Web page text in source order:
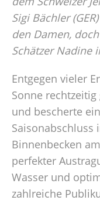
Sigi Bächler
den Damen,
Schätzer Nadine
Entgegen vieler
Sonne
und bescherte
Saisonabschluss
Binnenbecken
perfekter
Wasser und
zahlreiche